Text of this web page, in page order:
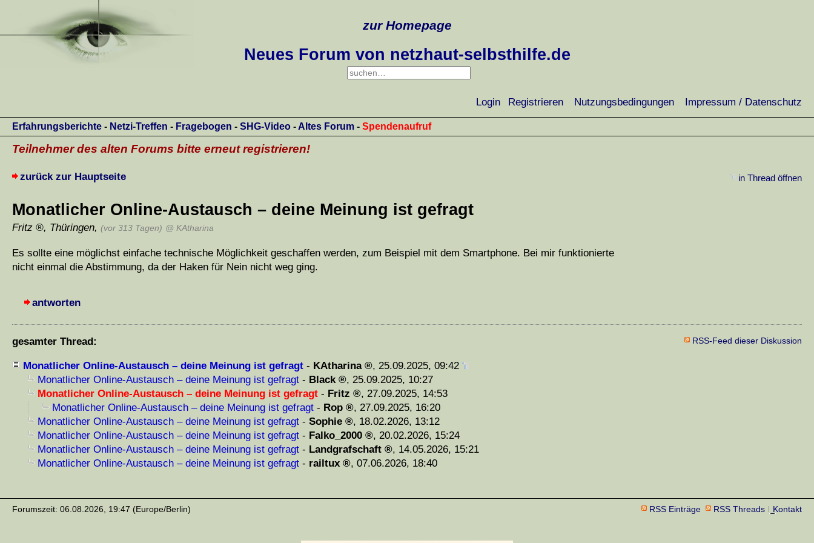
zur Homepage
Neues Forum von netzhaut-selbsthilfe.de
Login Registrieren Nutzungsbedingungen Impressum / Datenschutz
Erfahrungsberichte - Netzi-Treffen - Fragebogen - SHG-Video -Altes Forum - Spendenaufruf
Teilnehmer des alten Forums bitte erneut registrieren!
zurück zur Hauptseite in Thread öffnen
Monatlicher Online-Austausch – deine Meinung ist gefragt
Fritz , Thüringen, (vor 313 Tagen) @ KAtharina
Es sollte eine möglichst einfache technische Möglichkeit geschaffen werden, zum Beispiel mit dem Smartphone. Bei mir funktionierte
nicht einmal die Abstimmung, da der Haken für Nein nicht weg ging.
antworten
gesamter Thread: RSS-Feed dieser Diskussion
Monatlicher Online-Austausch – deine Meinung ist gefragt - KAtharina , 25.09.2025, 09:42
Monatlicher Online-Austausch – deine Meinung ist gefragt - Black , 25.09.2025, 10:27
Monatlicher Online-Austausch – deine Meinung ist gefragt - Fritz , 27.09.2025, 14:53
Monatlicher Online-Austausch – deine Meinung ist gefragt - Rop , 27.09.2025, 16:20
Monatlicher Online-Austausch – deine Meinung ist gefragt - Sophie , 18.02.2026, 13:12
Monatlicher Online-Austausch – deine Meinung ist gefragt - Falko_2000 , 20.02.2026, 15:24
Monatlicher Online-Austausch – deine Meinung ist gefragt - Landgrafschaft , 14.05.2026, 15:21
Monatlicher Online-Austausch – deine Meinung ist gefragt - railtux , 07.06.2026, 18:40
Forumszeit: 06.08.2026, 19:47 (Europe/Berlin) RSS Einträge RSS Threads Kontakt